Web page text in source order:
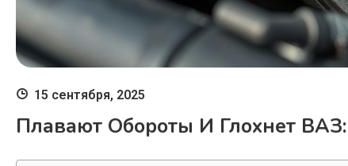
15 сентября, 2025
Плавают Обороты И Глохнет